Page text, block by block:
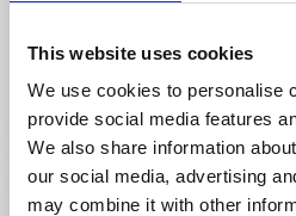
This website uses cookies
We use cookies to personalise
provide social media features
We also share information
our social media, advertising
may combine it with other
Cykelled genom många
naturreservat
Läs mer